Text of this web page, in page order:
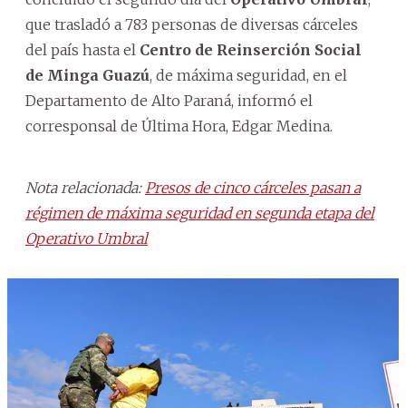
que trasladó a 783 personas de diversas cárceles
del país hasta el Centro de Reinserción Social
de Minga Guazú, de máxima seguridad, en el
Departamento de Alto Paraná, informó el
corresponsal de Última Hora, Edgar Medina.
Nota relacionada: Presos de cinco cárceles pasan a
régimen de máxima seguridad en segunda etapa del
Operativo Umbral